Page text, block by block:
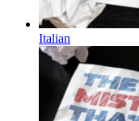
Italian